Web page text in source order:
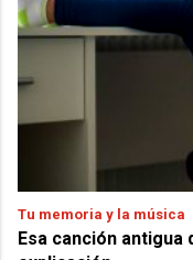
Tu memoria y la música
Esa canción antigua